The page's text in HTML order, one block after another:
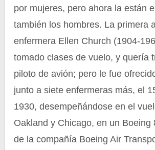
por mujeres, pero ahora la están
también los hombres. La primera
enfermera Ellen Church (1904-
tomado clases de vuelo, y quería
piloto de avión; pero le fue
junto a siete enfermeras más, el
1930, desempeñándose en el
Oakland y Chicago, en un Boeing
de la compañía Boeing Air